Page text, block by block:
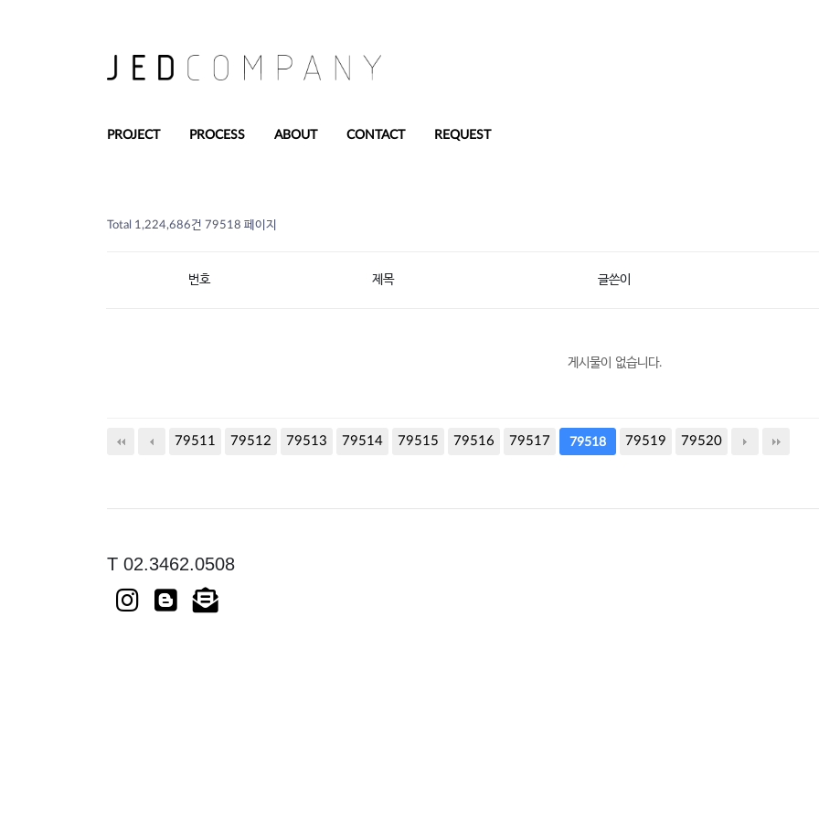
PROJECT PROCESS ABOUT CONTACT REQUEST
Total 1,224,686건 79518 페이지
번호 제목 글쓴이
게시물이 없습니다.
79511 79512 79513 79514 79515 79516 79517 79518 79519 79520
다음 맨끝
T 02.3462.0508